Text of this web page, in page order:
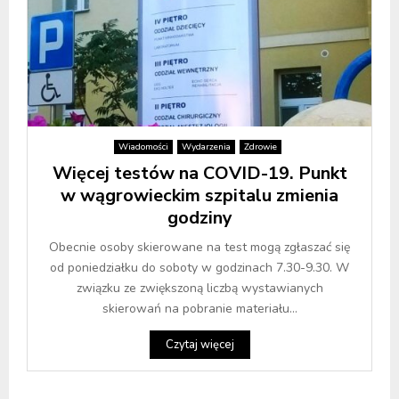
Wiadomości Wydarzenia Zdrowie
Więcej testów na COVID-19. Punkt
w wągrowieckim szpitalu zmienia
godziny
Obecnie osoby skierowane na test mogą zgłaszać się
od poniedziałku do soboty w godzinach 7.30-9.30. W
związku ze zwiększoną liczbą wystawianych
skierowań na pobranie materiału...
Czytaj więcej